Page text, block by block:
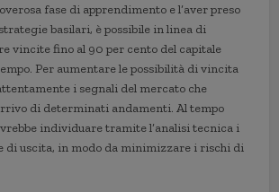
fase di apprendimento e l’aver preso
basilari, è possibile in linea di
vincite fino al 90 per cento del capitale
Per aumentare le possibilità di vincita
i segnali del mercato che
di determinati andamenti. Al tempo
individuare tramite l’analisi tecnica i
di uscita, in modo da minimizzare i rischi di